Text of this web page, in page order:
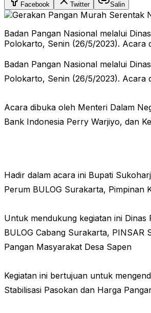
Facebook Twitter Salin
Badan Pangan Nasional melalui
Polokarto, Senin (26/5/2023). Acara
Badan Pangan Nasional melalui
Polokarto, Senin (26/5/2023). Acara
Acara dibuka oleh Menteri Dalam
Bank Indonesia Perry Warjiyo, dan
Hadir dalam acara ini Bupati
Perum BULOG Surakarta, Pimpinan
Untuk mendukung kegiatan ini
BULOG Cabang Surakarta,
Pangan Masyarakat Desa Sapen
Kegiatan ini bertujuan untuk
Stabilisasi Pasokan dan Harga